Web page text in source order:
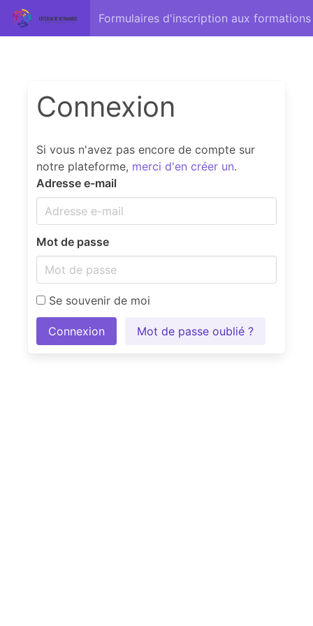
Formulaires d'inscription aux formations
Connexion
Si vous n'avez pas encore de compte sur
notre plateforme, merci d'en créer un.
Adresse e-mail
Mot de passe
Se souvenir de moi
Connexion Mot de passe oublié ?